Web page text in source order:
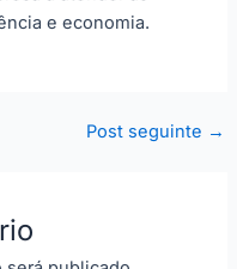
e economia.
Post seguinte →